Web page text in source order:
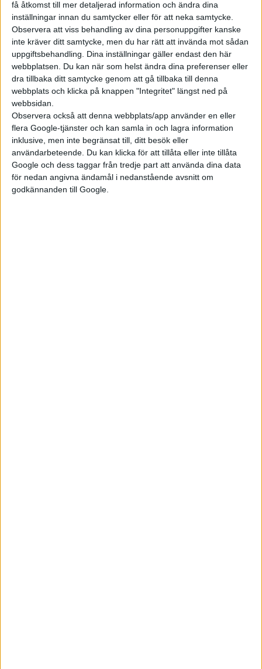
få åtkomst till mer detaljerad information och ändra dina
inställningar innan du samtycker eller för att neka samtycke.
Observera att viss behandling av dina personuppgifter kanske
inte kräver ditt samtycke, men du har rätt att invända mot sådan
uppgiftsbehandling. Dina inställningar gäller endast den här
webbplatsen. Du kan när som helst ändra dina preferenser eller
dra tillbaka ditt samtycke genom att gå tillbaka till denna
webbplats och klicka på knappen "Integritet" längst ned på
webbsidan.
Observera också att denna webbplats/app använder en eller
flera Google-tjänster och kan samla in och lagra information
inklusive, men inte begränsat till, ditt besök eller
användarbeteende. Du kan klicka för att tillåta eller inte tillåta
Google och dess taggar från tredje part att använda dina data
för nedan angivna ändamål i nedanstående avsnitt om
godkännanden till Google.
och Mercedes uppges arbeta på strategier för en eventuell
brist. Också BMW säger att deras leverantörer påverkas, men
att deras fabriker ännu fortsätter produktionen som vanligt.
Oron är att situationen kommer bli som under halvledarkrisen
som nådde sin höjdpunkt under 2023. Flera biltillverkare fick då
pausa produktionen i sina fabriker, eller ställa om den för att
fokusera på modeller med större vinstmarginal. Väntetiderna
på till exempel en Volkswagen ID.3 kunde då vara upp till 12
månader.
Kina uppges stå för omkring 90 procent av världens leveranser
av sällsynta jordartsmetaller. I början av 2023 presenterade
gruvbolaget LKAB resultatet från en prospektering vid Per